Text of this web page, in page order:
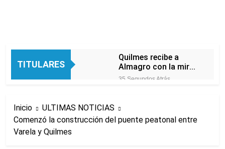
TITULARES
Quilmes recibe a
Almagro con la mira
puesta en el Reducido
35 Segundos Atrás
templos: casi la
mitad de quienes
13 Horas Atrás
Economía en dos
Inicio
ULTIMAS NOTICIAS
Comenzó la construcción del puente peatonal entre
Varela y Quilmes